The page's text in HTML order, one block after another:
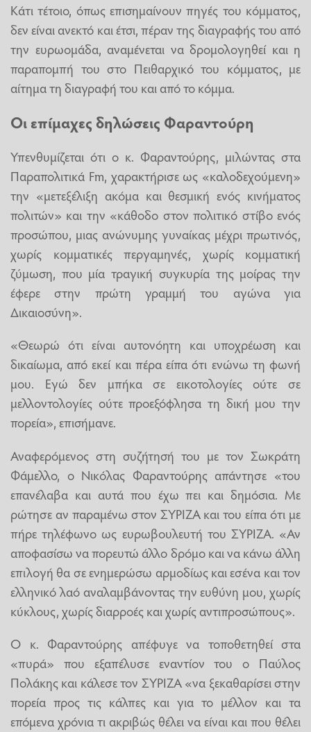
Κάτι τέτοιο, όπως επισημαίνουν πηγές του κόμματος,
δεν είναι ανεκτό και έτσι, πέραν της διαγραφής του από
την ευρωομάδα, αναμένεται να δρομολογηθεί και η
παραπομπή του στο Πειθαρχικό του κόμματος, με
αίτημα τη διαγραφή του και από το κόμμα.
Οι επίμαχες δηλώσεις Φαραντούρη
Υπενθυμίζεται ότι ο κ. Φαραντούρης, μιλώντας στα
Παραπολιτικά Fm, χαρακτήρισε ως «καλοδεχούμενη»
την «μετεξέλιξη ακόμα και θεσμική ενός κινήματος
πολιτών» και την «κάθοδο στον πολιτικό στίβο ενός
προσώπου, μιας ανώνυμης γυναίκας μέχρι πρωτινός,
χωρίς κομματικές περγαμηνές, χωρίς κομματική
ζύμωση, που μία τραγική συγκυρία της μοίρας την
έφερε στην πρώτη γραμμή του αγώνα για
Δικαιοσύνη».
«Θεωρώ ότι είναι αυτονόητη και υποχρέωση και
δικαίωμα, από εκεί και πέρα είπα ότι ενώνω τη φωνή
μου. Εγώ δεν μπήκα σε εικοτολογίες ούτε σε
μελλοντολογίες ούτε προεξόφλησα τη δική μου την
πορεία», επισήμανε.
Αναφερόμενος στη συζήτησή του με τον Σωκράτη
Φάμελλο, ο Νικόλας Φαραντούρης απάντησε «του
επανέλαβα και αυτά που έχω πει και δημόσια. Με
ρώτησε αν παραμένω στον ΣΥΡΙΖΑ και του είπα ότι με
πήρε τηλέφωνο ως ευρωβουλευτή του ΣΥΡΙΖΑ. «Αν
αποφασίσω να πορευτώ άλλο δρόμο και να κάνω άλλη
επιλογή θα σε ενημερώσω αρμοδίως και εσένα και τον
ελληνικό λαό αναλαμβάνοντας την ευθύνη μου, χωρίς
κύκλους, χωρίς διαρροές και χωρίς αντιπροσώπους».
Ο κ. Φαραντούρης απέφυγε να τοποθετηθεί στα
«πυρά» που εξαπέλυσε εναντίον του ο Παύλος
Πολάκης και κάλεσε τον ΣΥΡΙΖΑ «να ξεκαθαρίσει στην
πορεία προς τις κάλπες και για το μέλλον και τα
επόμενα χρόνια τι ακριβώς θέλει να είναι και που θέλει